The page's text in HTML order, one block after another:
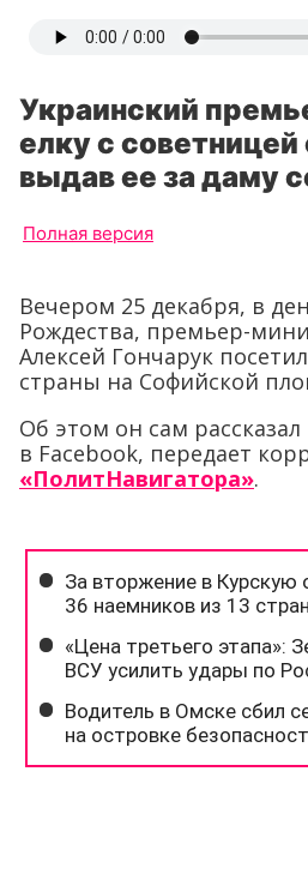
Украинский
елку с
выдав ее за даму
Полная версия
Вечером 25 декабря, в
Рождества, премьер-
Алексей Гончарук
страны на Софийской
Об этом он сам
в Facebook, передает
«ПолитНавигатора».